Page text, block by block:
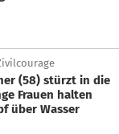
Frauen halten
über Wasser